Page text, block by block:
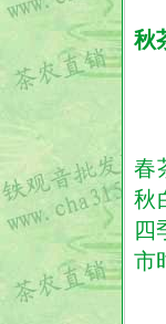
秋
春
秋
四
市